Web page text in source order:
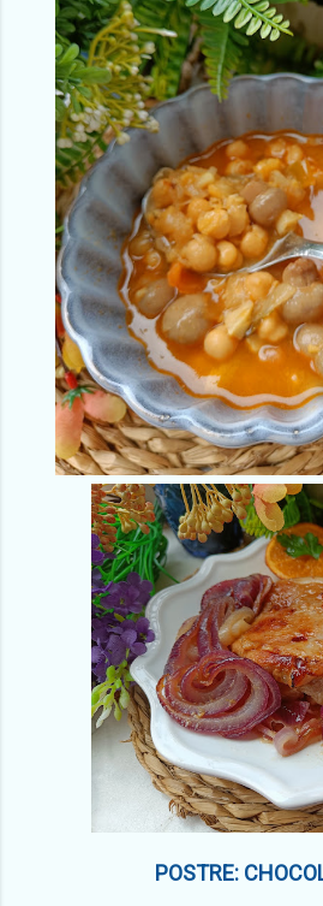
POSTRE: